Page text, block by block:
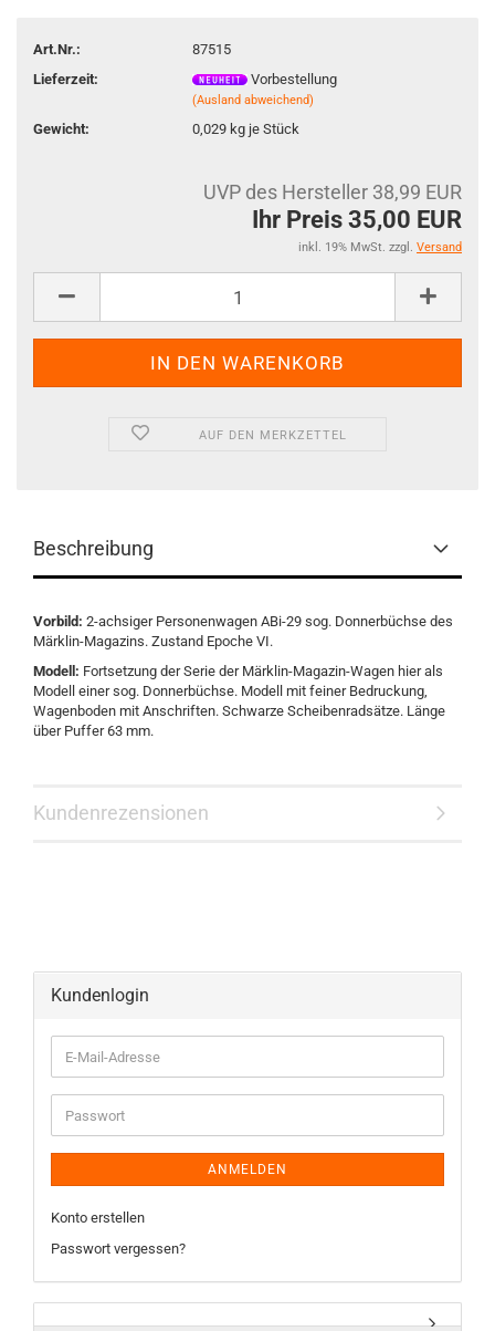
Art.Nr.:
87515
Lieferzeit:
Vorbestellung
(Ausland abweichend)
Gewicht: 0,029 kg je Stück
UVP des Hersteller 38,99 EUR
Ihr Preis 35,00 EUR
inkl. 19% MwSt. zzgl. Versand
AUF DEN MERKZETTEL
Beschreibung
Vorbild: 2-achsiger Personenwagen ABi-29 sog. Donnerbüchse des
Märklin-Magazins. Zustand Epoche VI.
Modell: Fortsetzung der Serie der Märklin-Magazin-Wagen hier als
Modell einer sog. Donnerbüchse. Modell mit feiner Bedruckung,
Wagenboden mit Anschriften. Schwarze Scheibenradsätze. Länge
über Puffer 63 mm.
Kundenrezensionen
Kundenlogin
ANMELDEN
Konto erstellen
Passwort vergessen?